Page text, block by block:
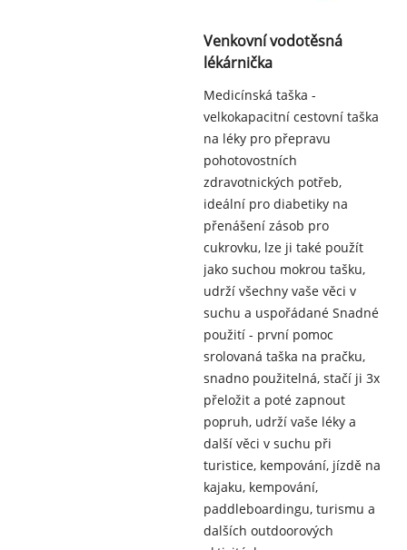
Venkovní vodotěsná
lékárnička
Medicínská taška -
velkokapacitní cestovní taška
na léky pro přepravu
pohotovostních
zdravotnických potřeb,
ideální pro diabetiky na
přenášení zásob pro
cukrovku, lze ji také použít
jako suchou mokrou tašku,
udrží všechny vaše věci v
suchu a uspořádané Snadné
použití - první pomoc
srolovaná taška na pračku,
snadno použitelná, stačí ji 3x
přeložit a poté zapnout
popruh, udrží vaše léky a
další věci v suchu při
turistice, kempování, jízdě na
kajaku, kempování,
paddleboardingu, turismu a
dalších outdoorových